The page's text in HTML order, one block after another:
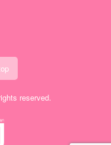
reserved.